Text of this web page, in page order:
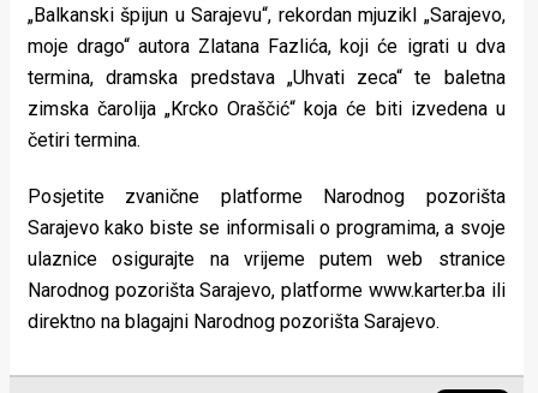
„Balkanski špijun u Sarajevu“, rekordan mjuzikl „Sarajevo,
moje drago“ autora Zlatana Fazlića, koji će igrati u dva
termina, dramska predstava „Uhvati zeca“ te baletna
zimska čarolija „Krcko Oraščić“ koja će biti izvedena u
četiri termina.
Posjetite zvanične platforme Narodnog pozorišta
Sarajevo kako biste se informisali o programima, a svoje
ulaznice osigurajte na vrijeme putem web stranice
Narodnog pozorišta Sarajevo, platforme www.karter.ba ili
direktno na blagajni Narodnog pozorišta Sarajevo.